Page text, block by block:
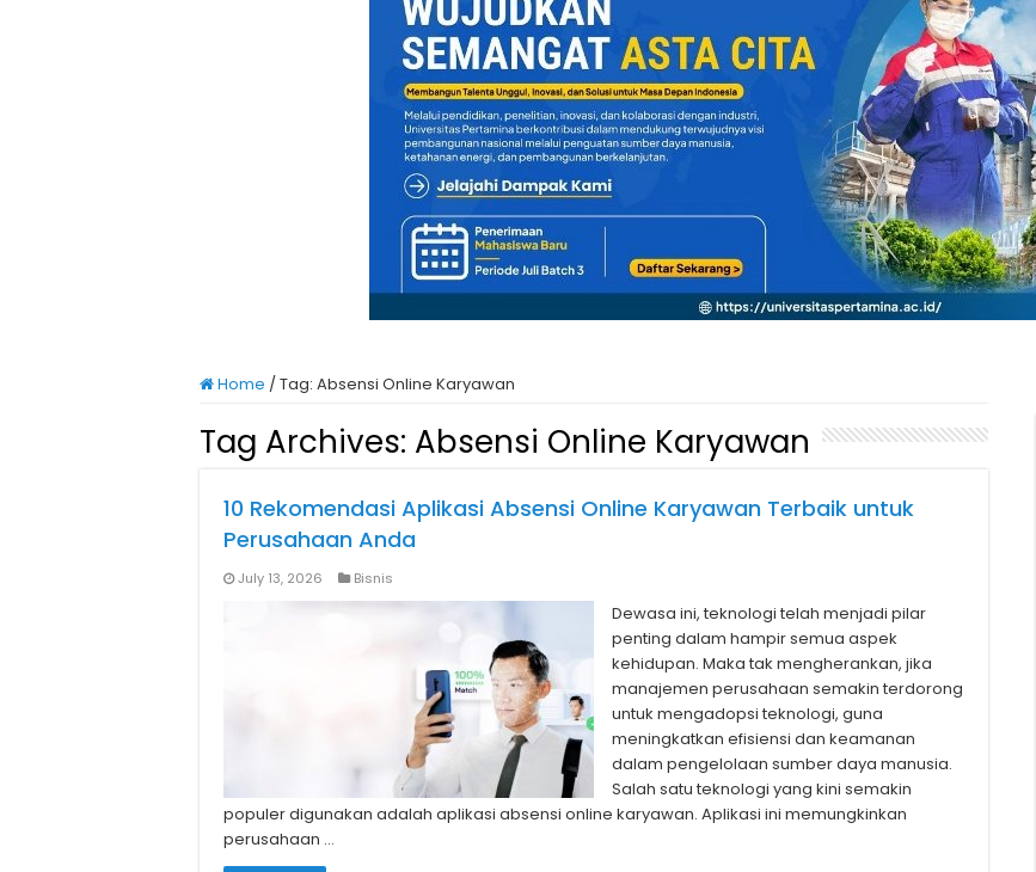
Home /Tag: Absensi Online Karyawan
Tag Archives: Absensi Online Karyawan
10 Rekomendasi Aplikasi Absensi Online Karyawan Terbaik untuk
Perusahaan Anda
July 13, 2026 Bisnis
Dewasa ini, teknologi telah menjadi pilar
penting dalam hampir semua aspek
kehidupan. Maka tak mengherankan, jika
manajemen perusahaan semakin terdorong
untuk mengadopsi teknologi, guna
meningkatkan efisiensi dan keamanan
dalam pengelolaan sumber daya manusia.
Salah satu teknologi yang kini semakin
populer digunakan adalah aplikasi absensi online karyawan. Aplikasi ini memungkinkan
perusahaan …